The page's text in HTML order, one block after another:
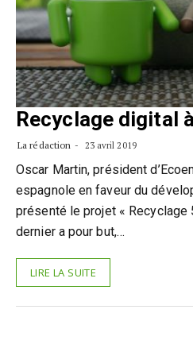
Recyclage digital
La rédaction 23 avril 2019
Oscar Martin, président
espagnole en faveur du
présenté le projet « Recyclage
dernier a pour but,…
LIRE LA SUITE